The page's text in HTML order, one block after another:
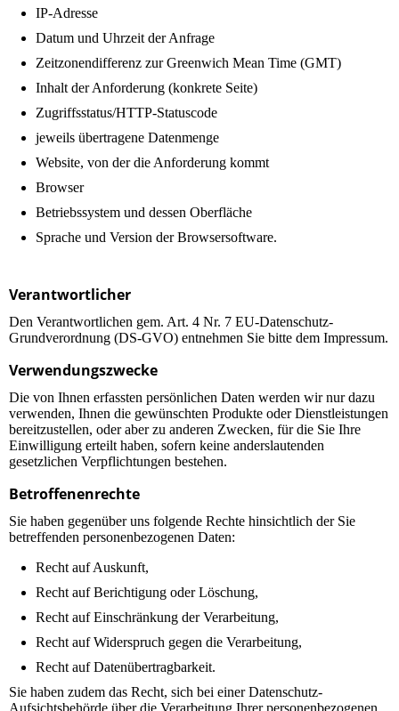
IP-Adresse
Datum und Uhrzeit der Anfrage
Zeitzonendifferenz zur Greenwich Mean Time (GMT)
Inhalt der Anforderung (konkrete Seite)
Zugriffsstatus/HTTP-Statuscode
jeweils übertragene Datenmenge
Website, von der die Anforderung kommt
Browser
Betriebssystem und dessen Oberfläche
Sprache und Version der Browsersoftware.
Verantwortlicher
Den Verantwortlichen gem. Art. 4 Nr. 7 EU-Datenschutz-
Grundverordnung (DS-GVO) entnehmen Sie bitte dem Impressum.
Verwendungszwecke
Die von Ihnen erfassten persönlichen Daten werden wir nur dazu
verwenden, Ihnen die gewünschten Produkte oder Dienstleistungen
bereitzustellen, oder aber zu anderen Zwecken, für die Sie Ihre
Einwilligung erteilt haben, sofern keine anderslautenden
gesetzlichen Verpflichtungen bestehen.
Betroffenenrechte
Sie haben gegenüber uns folgende Rechte hinsichtlich der Sie
betreffenden personenbezogenen Daten:
Recht auf Auskunft,
Recht auf Berichtigung oder Löschung,
Recht auf Einschränkung der Verarbeitung,
Recht auf Widerspruch gegen die Verarbeitung,
Recht auf Datenübertragbarkeit.
Sie haben zudem das Recht, sich bei einer Datenschutz-